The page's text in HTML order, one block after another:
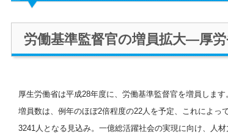
労働基準監督官の増員拡大―厚
厚生労働省は平成28年度に、労働基準監督官を増員します
増員数は、例年のほぼ2倍程度の22人を予定、これによっ
3241人となる見込み。一億総活躍社会の実現に向け、人